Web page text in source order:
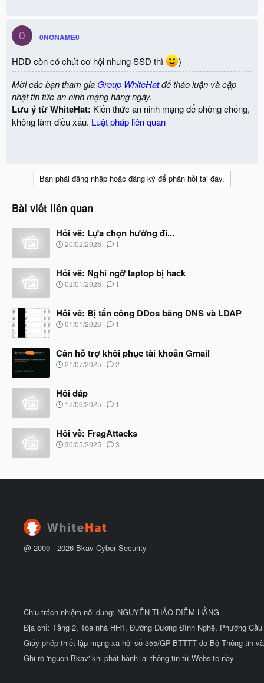
t
o
s
:
0 0NONAME0
HDD còn có chút cơ hội nhưng SSD thì
)
Mời các bạn tham gia Group WhiteHatđể thảo luận và cập
nhật tin tức an ninh mạng hàng ngày.
Lưu ý từ WhiteHat: Kiến thức an ninh mạng để phòng chống,
không làm điều xấu. Luật pháp liên quan
Bạn phải đăng nhập hoặc đăng ký để phản hồi tại đây.
Bài viết liên quan
Hỏi về: Lựa chọn hướng đi...
N
y
b
ắ
đ
ầ
u
20/02/2026 1
Hỏi về: Nghi ngờ laptop bị hack
N
y
b
ắ
đ
ầ
u
02/01/2026 1
Hỏi về: Bị tấn công DDos bằng DNS và LDAP
N
y
b
ắ
đ
ầ
u
01/01/2026 1
Cần hỗ trợ khôi phục tài khoản Gmail
N
y
b
ắ
đ
ầ
u
21/07/2025 2
Hỏi đáp
N
y
b
ắ
ầ
17/06/2025 1
Hỏi về: FragAttacks
N
b
u
30/05/2025 3
@ 2009 - 2026 Bkav Cyber Security
Chịu trách nhiệm nội dung: NGUYỄN THẢO DIỄM HẰNG
Địa chỉ: Tầng 2, Tòa nhà HH1, Đường Dương Đình Nghệ, Phường
Giấy phép thiết lập mạng xã hội số 355/GP-BTTTT do Bộ Thông tin
Ghi rõ 'nguồn Bkav' khi phát hành lại thông tin từ Website này